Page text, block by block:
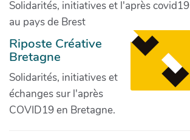
Solidarités, initiatives et l'après covid19
au pays de Brest
Riposte Créative
Bretagne
Solidarités, initiatives et
échanges sur l'après
COVID19 en Bretagne.